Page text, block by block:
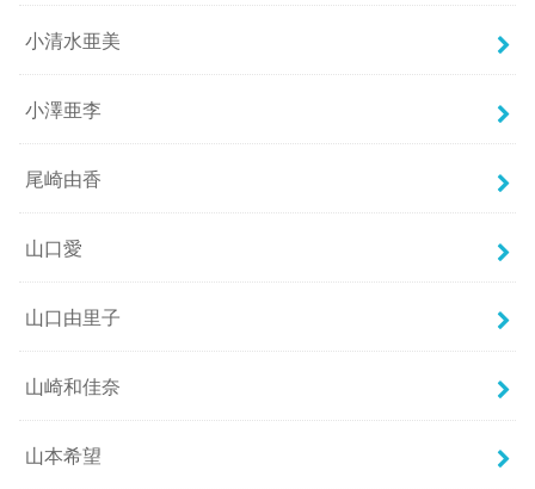
小清水亜美
小澤亜李
尾崎由香
山口愛
山口由里子
山崎和佳奈
山本希望